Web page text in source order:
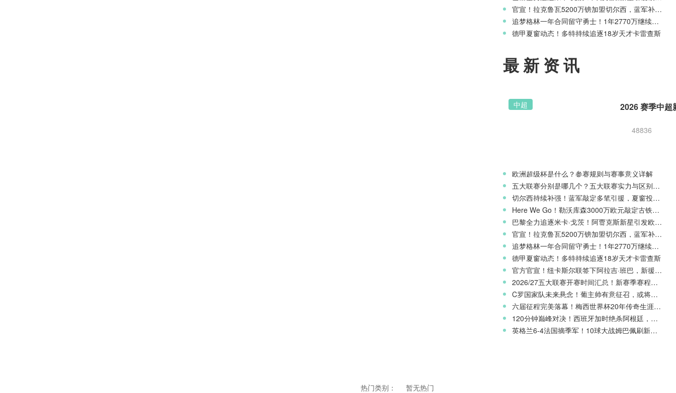
官宣！拉克鲁瓦5200万镑加盟切尔西，蓝军补强后防线
追梦格林一年合同留守勇士！1年2770万继续搭档库里
德甲夏窗动态！多特持续追逐18岁天才卡雷查斯
最新资讯
中超
48836
欧洲超级杯是什么？参赛规则与赛事意义详解
五大联赛分别是哪几个？五大联赛实力与区别科普
切尔西持续补强！蓝军敲定多笔引援，夏窗投入稳居英超前列
Here We Go！勒沃库森3000万欧元敲定古铁雷斯，寻找格里马尔多继任者
巴黎全力追逐米卡·戈茨！阿贾克斯新星引发欧冠豪门争夺
官宣！拉克鲁瓦5200万镑加盟切尔西，蓝军补强后防线
追梦格林一年合同留守勇士！1年2770万继续搭档库里
德甲夏窗动态！多特持续追逐18岁天才卡雷查斯
官方官宣！纽卡斯尔联签下阿拉吉·班巴，新援身披8号战袍
2026/27五大联赛开赛时间汇总！新赛季赛程官宣
C罗国家队未来悬念！葡主帅有意征召，或将出战欧国联
六届征程完美落幕！梅西世界杯20年传奇生涯完整回顾
120分钟巅峰对决！西班牙加时绝杀阿根廷，斩获2026世界杯冠军
英格兰6-4法国摘季军！10球大战姆巴佩刷新世界杯纪录
热门类别： 暂无热门